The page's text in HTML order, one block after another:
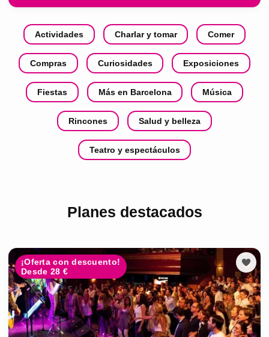
Actividades Charlar y tomar Comer
Compras Curiosidades Exposiciones
Fiestas Más en Barcelona Música
Rincones Salud y belleza
Teatro y espectáculos
Planes destacados
¡Oferta con descuento!
Desde 28 €